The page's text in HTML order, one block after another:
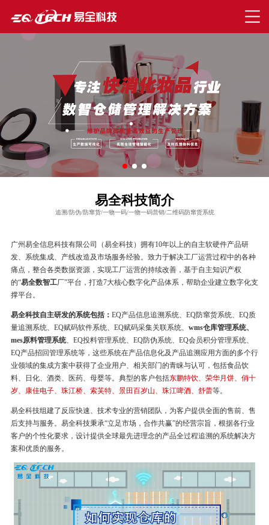
易全科技简介
追溯/防伪/防窜货/一物一码/一物一码营销/二维码防窜货系统
广州易全信息科技有限公司（易全科技）拥有10年以上的自主软硬件产品研
发、系统集成、产线改造及市场服务经验。致力于解决工厂运营过程中的各种
痛点，整合各类数据资源，实现工厂运营的持续改善，基于自主知识产权
的“易全数智工厂”平台，打造7大核心数字化产品体系，帮助企业建立数字化支
撑平台。
易全科技自主研发的系统包括： EQ产品信息追溯系统、EQ防窜货系统、EQ质
量追溯系统、EQ赋码软件系统、EQ赋码采集关联系统、 wms仓库管理系统、
mes原料管理系统、EQ投料管理系统、EQ防伪系统、EQ会员积分管理系统、
EQ产品招回管理系统等，这些系统在产品信息化及产品追溯应用方面的多个行
业领域的集成方案中获得了企业用户、相关部门的青睐与认可，包括食品饮
料、日化、酒类、医药、母婴等。典型的客户包括东鹏特饮、荣华月饼、俏十
岁、康佳电子、珠江桥、索芙特、景田百岁山、珠江啤酒、舒蕾等。
易全科技组建了反应快速、技术专业的营销团队，为客户提供全面的售前、售
后支持与服务。易全科技秉承“立足市场，合作共赢”的经营宗旨，根据各行业
客户的个性化要求，设计提供全球最先进理念的产品全过程追溯的系统解决方
案和优质的服务。